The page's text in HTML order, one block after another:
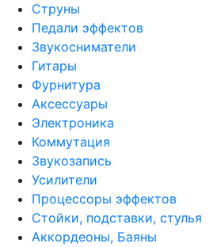
Струны
Педали эффектов
Звукосниматели
Гитары
Фурнитура
Аксессуары
Электроника
Коммутация
Звукозапись
Усилители
Процессоры эффектов
Стойки, подставки, стулья
Аккордеоны, Баяны